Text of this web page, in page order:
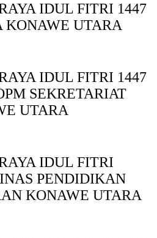
IDUL FITRI 1447
KONAWE UTARA
IDUL FITRI 1447
SEKRETARIAT
UTARA
IDUL FITRI
PENDIDIKAN
KONAWE UTARA